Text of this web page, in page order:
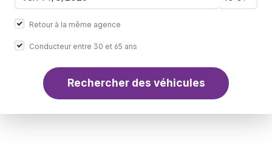
Retour à la même agence
Conducteur entre 30 et 65 ans
Rechercher des véhicules